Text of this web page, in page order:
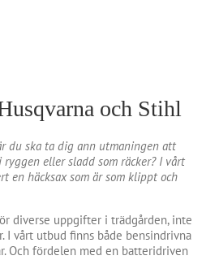
och Stihl
du ska ta dig ann utmaningen att
ryggen eller sladd som räcker? I vårt
en häcksax som är som klippt och
diverse uppgifter i trädgården, inte
I vårt utbud finns både bensindrivna
Och fördelen med en batteridriven